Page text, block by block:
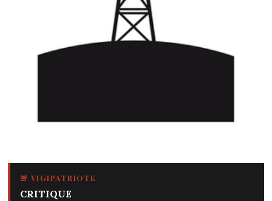
🚨 VIGIPATRIOTE
CRITIQUE